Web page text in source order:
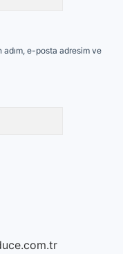
adım, e-posta adresim ve